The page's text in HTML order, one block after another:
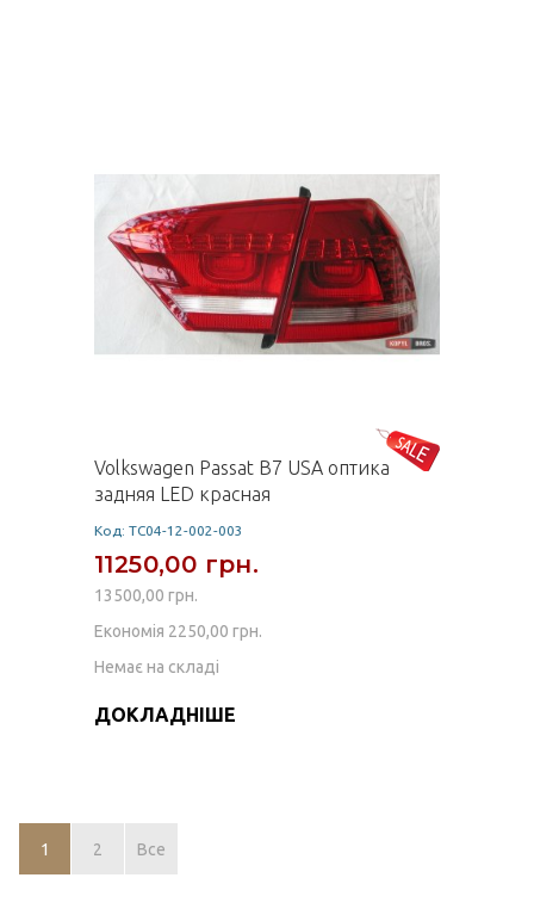
Volkswagen Passat B7 USA оптика
задняя LED красная
Код: TC04-12-002-003
11250,00 грн.
13500,00 грн.
Економія 2250,00 грн.
Немає на складі
ДОКЛАДНІШЕ
1 2 Все